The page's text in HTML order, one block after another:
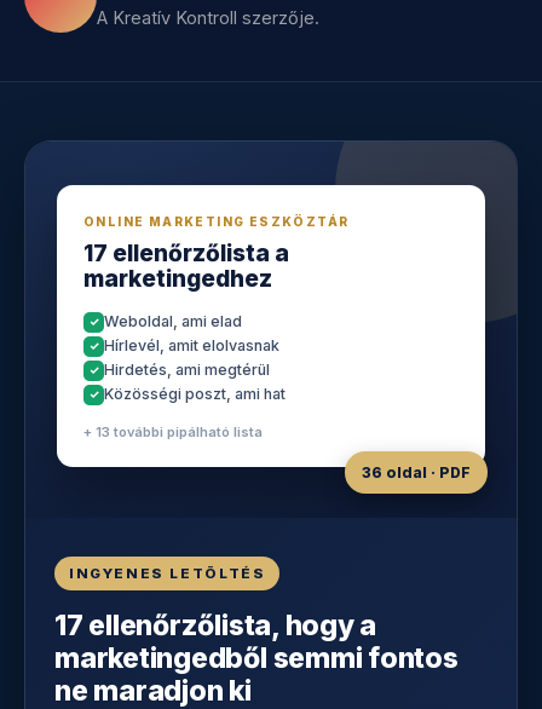
A Kreatív Kontroll szerzője.
ONLINE MARKETING ESZKÖZTÁR
17 ellenőrzőlista a
marketingedhez
Weboldal, ami elad
Hírlevél, amit elolvasnak
Hirdetés, ami megtérül
Közösségi poszt, ami hat
+ 13 további pipálható lista
36 oldal · PDF
INGYENES LETÖLTÉS
17 ellenőrzőlista, hogy a
marketingedből semmi fontos
ne maradjon ki